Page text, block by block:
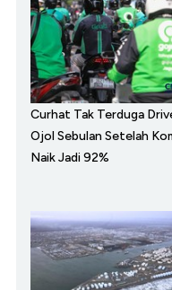
Curhat Tak Terduga
Ojol Sebulan Setelah
Naik Jadi 92%